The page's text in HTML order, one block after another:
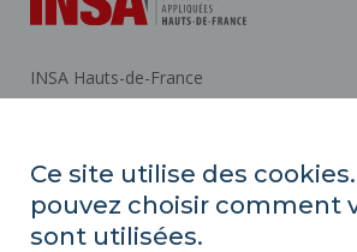
INSA Hauts-de-France
. 59313 Valenciennes cedex 9
Tel: 03 27 51 12 02
Ce site utilise des
pouvez choisir comment
sont utilisées.